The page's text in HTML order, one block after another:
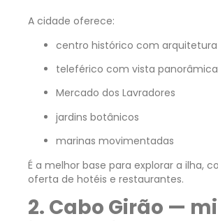
A cidade oferece:
centro histórico com
teleférico com vista panorâmica
Mercado dos Lavradores
jardins botânicos
marinas movimentadas
É a melhor base para explorar a ilha,
oferta de hotéis e restaurantes.
2. Cabo Girão —